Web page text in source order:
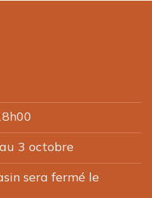
3 octobre
sera fermé le